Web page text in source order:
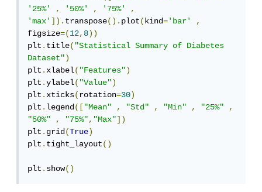
'25%'
, '50%' , '75%'
,
'max']).transpose().plot(kind='bar'
,
figsize=(12,8))
plt.title("Statistical Summary of Diabetes
Dataset")
plt.xlabel("Features")
plt.ylabel("Value")
plt.xticks(rotation=30)
plt.legend(["Mean" , "Std" , "Min" , "25%"
,
"50%"
, "75%","Max"])
plt.grid(True)
plt.tight_layout()
plt.show()